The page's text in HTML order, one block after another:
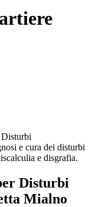
e cura dei disturbi
e disgrafia.
Disturbi
Mialno